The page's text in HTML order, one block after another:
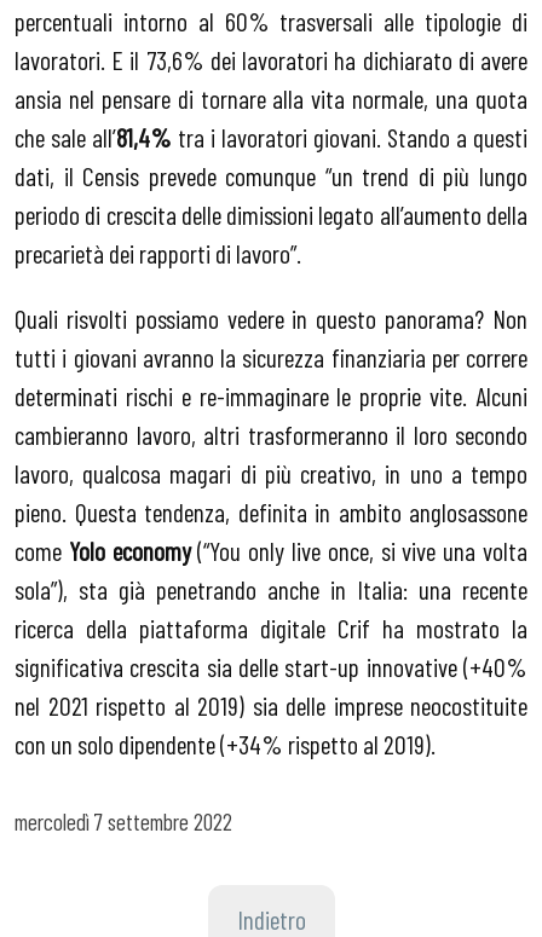
percentuali intorno al 60% trasversali alle tipologie di
lavoratori. E il 73,6% dei lavoratori ha dichiarato di avere
ansia nel pensare di tornare alla vita normale, una quota
che sale all’81,4% tra i lavoratori giovani. Stando a questi
dati, il Censis prevede comunque “un trend di più lungo
periodo di crescita delle dimissioni legato all’aumento della
precarietà dei rapporti di lavoro”.
Quali risvolti possiamo vedere in questo panorama? Non
tutti i giovani avranno la sicurezza finanziaria per correre
determinati rischi e re-immaginare le proprie vite. Alcuni
cambieranno lavoro, altri trasformeranno il loro secondo
lavoro, qualcosa magari di più creativo, in uno a tempo
pieno. Questa tendenza, definita in ambito anglosassone
come Yolo economy(“You only live once, si vive una volta
sola”), sta già penetrando anche in Italia: una recente
ricerca della piattaforma digitale Crif ha mostrato la
significativa crescita sia delle start-up innovative (+40%
nel 2021 rispetto al 2019) sia delle imprese neocostituite
con un solo dipendente (+34% rispetto al 2019).
mercoledì 7 settembre 2022
Indietro